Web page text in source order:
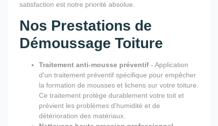
satisfaction est notre priorité absolue.
Nos Prestations de
Démoussage Toiture
Traitement anti-mousse préventif - Application
d'un traitement préventif spécifique pour empêcher
la formation de mousses et lichens sur votre toiture.
Ce traitement protège durablement votre toit et
prévient les problèmes d'humidité et de
détérioration des matériaux.